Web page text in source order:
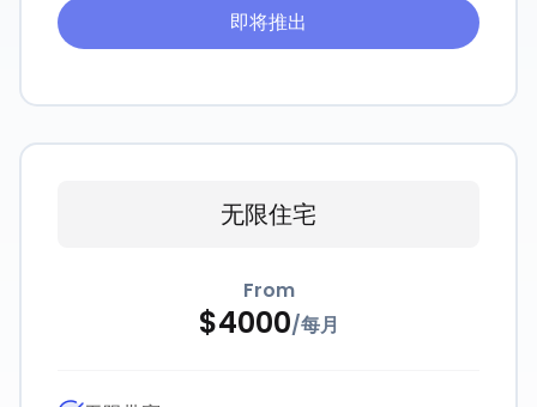
即将推出
无限住宅
From
$4000/每月